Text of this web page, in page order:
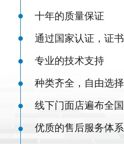
十年的质量保证
通过国家认证，证
专业的技术支持
种类齐全，自由选
线下门面店遍布全
优质的售后服务体系